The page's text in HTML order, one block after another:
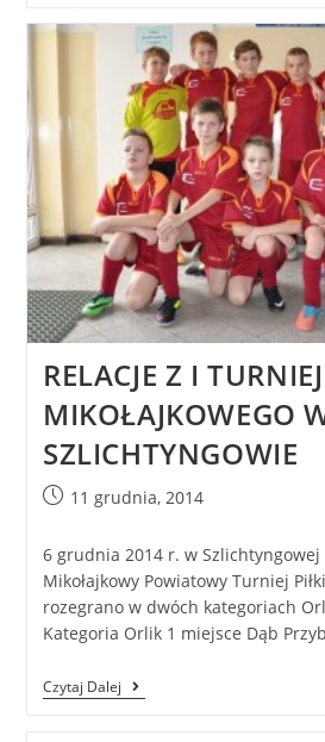
RELACJE Z I
MIKOŁAJKOWEGO
SZLICHTYNGOWIE
11 grudnia, 2014
6 grudnia 2014 r. w Szlichtyngowej
Mikołajkowy Powiatowy Turniej
rozegrano w dwóch kategoriach
Kategoria Orlik 1 miejsce Dąb
Czytaj Dalej